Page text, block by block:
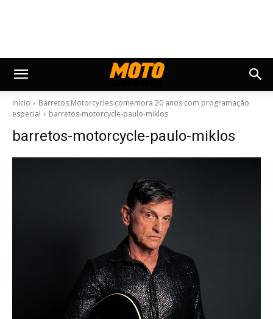
Início
Barretos Motorcycles comemora 20 anos com programação
especial
barretos-motorcycle-paulo-miklos
barretos-motorcycle-paulo-miklos